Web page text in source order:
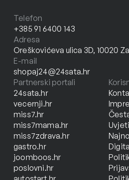
Telefon
+385 91 6400 143
Adresa
Oreškovićeva ulica 3D, 10020
E-mail
shopaj24@24sata.hr
Partnerski portali
24sata.hr
vecernji.hr
miss7.hr
miss7mama.hr
miss7zdrava.hr
gastro.hr
joomboos.hr
poslovni.hr